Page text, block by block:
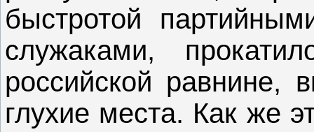
быстротой
служаками,
российской равнине,
глухие места. Как же